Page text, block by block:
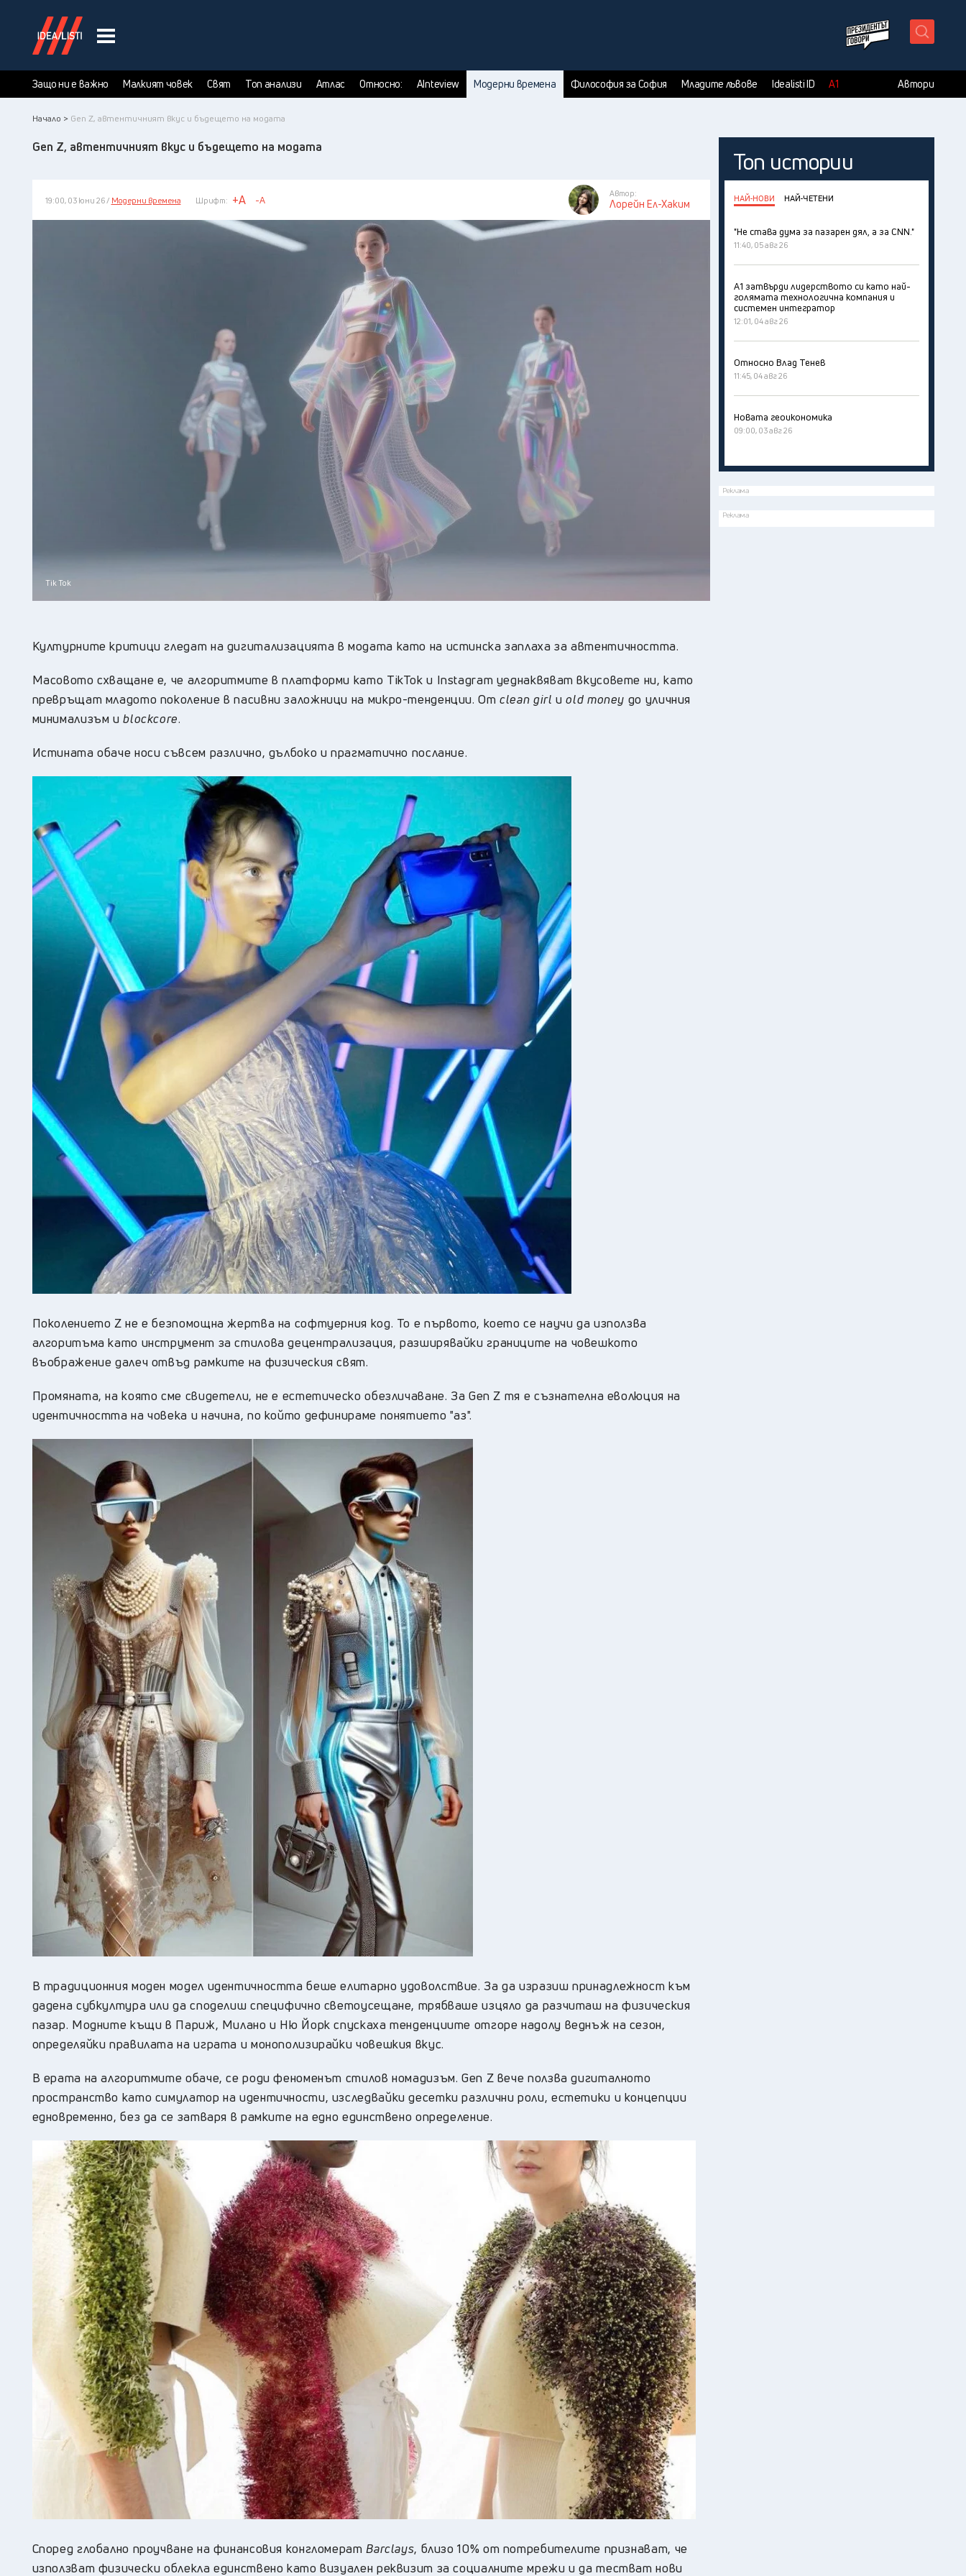
Защо ни е важно Малкият човек Свят Топ анализи Атлас Относно: AInteview Модерни времена Философия за София Младите лъвове Idealisti ID А1 Автори
Начало > Gen Z, автентичният вкус и бъдещето на модата
Gen Z, автентичният вкус и бъдещето на модата
19:00, 03 юни 26 / Модерни времена Шрифт: +A -A
Автор:
Лорейн Ел-Хаким
Tik Tok
Kултурните критици гледат на дигитализацията в модата като на истинска заплаха за автентичността.
Масовото схващане е, че алгоритмите в платформи като TikTok и Instagram уеднаквяват вкусовете ни, като
превръщат младото поколение в пасивни заложници на микро-тенденции. Отclean girlиold money до уличния
минимализъм иblockcore.
Истината обаче носи съвсем различно, дълбоко и прагматично послание.
Поколението Z не е безпомощна жертва на софтуерния код. То е първото, което се научи да използва
алгоритъма като инструмент за стилова децентрализация, разширявайки границите на човешкото
въображение далеч отвъд рамките на физическия свят.
Промяната, на която сме свидетели, не е естетическо обезличаване. За Gen Z тя е съзнателна еволюция на
идентичността на човека и начина, по който дефинираме понятието "аз".
В традиционния моден модел идентичността беше елитарно удоволствие. За да изразиш принадлежност към
дадена субкултура или да споделиш специфично светоусещане, трябваше изцяло да разчиташ на физическия
пазар. Модните къщи в Париж, Милано и Ню Йорк спускаха тенденциите отгоре надолу веднъж на сезон,
определяйки правилата на играта и монополизирайки човешкия вкус.
В ерата на алгоритмите обаче, се роди феноменът стилов номадизъм. Gen Z вече ползва дигиталното
пространство като симулатор на идентичности, изследвайки десетки различни роли, естетики и концепции
едновременно, без да се затваря в рамките на едно единствено определение.
Според глобално проучване на финансовия конгломератBarclays, близо 10% от потребителите признават, че
използват физически облекла единствено като визуален реквизит за социалните мрежи и да тестват нови
Топ истории
НАЙ-НОВИ НАЙ-ЧЕТЕНИ
"Не става дума за пазарен дял, а за CNN."
11:40, 05 авг 26
А1 затвърди лидерството си като най-
голямата технологична компания и
системен интегратор
12:01, 04 авг 26
Относно Влад Тенев
11:45, 04 авг 26
Новата геоикономика
09:00, 03 авг 26
Реклама
Реклама